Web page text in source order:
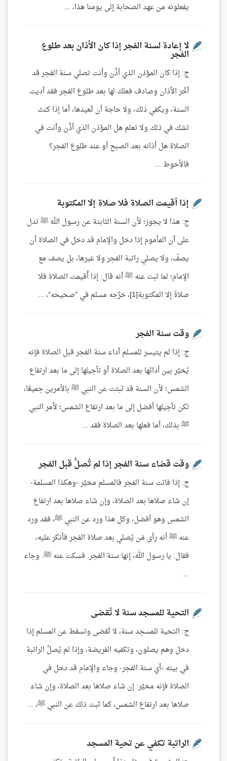
يفعلونه من عهد الصحابة إلى يومنا هذا، ...
لا إعادة لسنة الفجر إذا كان الأذان بعد طلوع
الفجر
ج: إذا كان المؤذن الذي أذَّن وأنت تصلي سنة الفجر قد
أخَّر الأذان وصادف فعلك لها بعد طلوع الفجر فقد أديت
السنة، ويكفي ذلك، ولا حاجة أن تُعيدها، أما إذا كنتَ
تشك في ذلك ولا تعلم هل المؤذن الذي أذَّن وأنت في
الصلاة هل أذانه بعد الصبح أو عند طلوع الفجر؟
فالأحوط ...
إذا أقيمت الصلاة فلا صلاة إلا المكتوبة
ج: هذا لا يجوز؛ لأن السنة الثابتة عن رسول الله ﷺ تدل
على أن المأموم إذا دخل والإمام قد دخل في الصلاة أن
يصفّ، ولا يصلي راتبة الفجر ولا غيرها، بل يصف مع
الإمام؛ لما ثبت عنه ﷺ أنه قال: إذا أُقيمت الصلاة فلا
صلاةَ إلا المكتوبة[1]، خرَّجه مسلم في "صحيحه"، ...
وقت سنة الفجر
ج: إذا لم يتيسر للمسلم أداء سنة الفجر قبل الصلاة فإنه
يُخيَّر بين أدائها بعد الصلاة أو تأجيلها إلى ما بعد ارتفاع
الشمس؛ لأن السنة قد ثبتت عن النبي ﷺ بالأمرين جميعًا،
لكن تأجيلها أفضل إلى ما بعد ارتفاع الشمس؛ لأمر النبي
ﷺ بذلك، أما فعلها بعد الصلاة فقد ...
وقت قضاء سنة الفجر إذا لم تُصلَّ قبل الفجر
ج: إذا فاتت سنة الفجر فالمسلم مخيَّر -وهكذا المسلمة-
إن شاء صلاها بعد الصلاة، وإن شاء صلاها بعد ارتفاع
الشمس وهو أفضل، وكل هذا ورد عن النبي ﷺ، فقد ورد
عنه ﷺ أنه رأى مَن يُصلي بعد صلاة الفجر فأنكر عليه،
فقال: يا رسول الله، إنها سنة الفجر. فسكت عنه ﷺ. وجاء
...
التحية للمسجد سنة لا تُقضى
ج: التحية للمسجد سنة، لا تُقضى وتسقط عن المسلم إذا
دخل وهم يصلون، وتكفيه الفريضة، وإذا لم يُصلِّ الراتبة
في بيته -أي سنة الفجر- وجاء والإمام قد دخل في
الصلاة فإنه مخيَّر: إن شاء صلاها بعد الصلاة، وإن شاء
صلاها بعد ارتفاع الشمس، كما ثبت ذلك عن النبي ﷺ، ...
الراتبة تكفي عن تحية المسجد